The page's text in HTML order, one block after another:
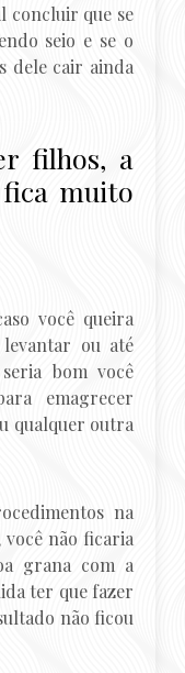
concluir que se
seio e se o
dele cair ainda
filhos, a
muito
você queira
ou até
bom você
emagrecer
qualquer outra
na
não ficaria
grana com a
ter que fazer
não ficou